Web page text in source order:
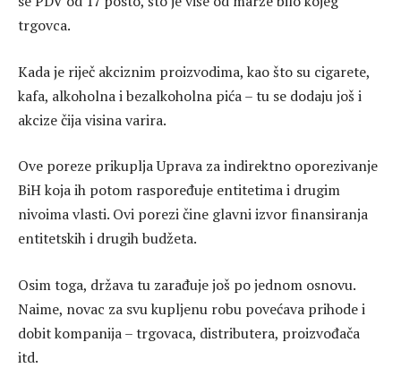
trgovca.
Kada je riječ akciznim proizvodima, kao što su cigarete,
kafa, alkoholna i bezalkoholna pića – tu se dodaju još i
akcize čija visina varira.
Ove poreze prikuplja Uprava za indirektno oporezivanje
BiH koja ih potom raspoređuje entitetima i drugim
nivoima vlasti. Ovi porezi čine glavni izvor finansiranja
entitetskih i drugih budžeta.
Osim toga, država tu zarađuje još po jednom osnovu.
Naime, novac za svu kupljenu robu povećava prihode i
dobit kompanija – trgovaca, distributera, proizvođača
itd.